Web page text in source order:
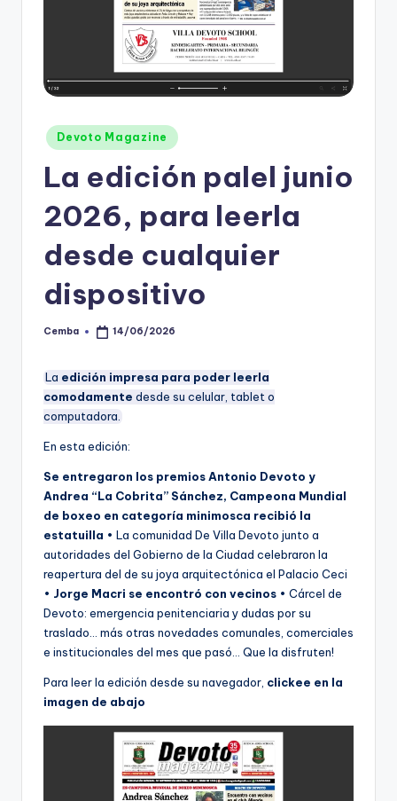
Posted
in
Devoto Magazine
La edición palel junio
2026, para leerla
desde cualquier
dispositivo
Posted
Cemba 14/06/2026
La edición impresa para poder leerla
comodamente desde su celular, tablet o
computadora.
En esta edición:
Se entregaron los premios Antonio Devoto y
Andrea “La Cobrita” Sánchez, Campeona Mundial
de boxeo en categoría minimosca recibió la
estatuilla • La comunidad De Villa Devoto junto a
autoridades del Gobierno de la Ciudad celebraron la
reapertura del de su joya arquitectónica el Palacio Ceci
• Jorge Macri se encontró con vecinos • Cárcel de
Devoto: emergencia penitenciaria y dudas por su
traslado… más otras novedades comunales, comerciales
e institucionales del mes que pasó… Que la disfruten!
Para leer la edición desde su navegador, clickee en la
imagen de abajo